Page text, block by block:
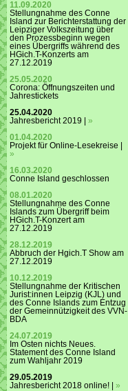
11.09.2020
Stellungnahme des Conne
Island zur Berichterstattung der
Leipziger Volkszeitung über
den Prozessbeginn wegen
eines Übergriffs während des
HGich.T-Konzerts am
27.12.2019
25.05.2020
Corona: Öffnungszeiten und
Jahrestickets
25.04.2020
Jahresbericht 2019 | »
01.04.2020
Projekt für Online-Lesekreise |
»
16.03.2020
Conne Island geschlossen
08.01.2020
Stellungnahme des Conne
Islands zum Übergriff beim
HGich.T-Konzert am
27.12.2019
28.12.2019
Abbruch der Hgich.T Show am
27.12.2019
10.12.2019
Stellungnahme der Kritischen
Jurist:innen Leipzig (KJL) und
des Conne Islands zum Entzug
der Gemeinnützigkeit des VVN-
BDA
24.07.2019
Im Osten nichts Neues.
Statement des Conne Island
zum Wahljahr 2019
29.05.2019
Jahresbericht 2018 online! | »